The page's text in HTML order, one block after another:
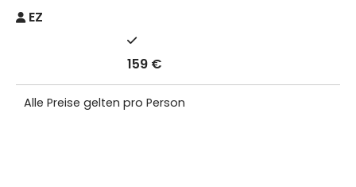
EZ
159 €
Alle Preise gelten pro Person